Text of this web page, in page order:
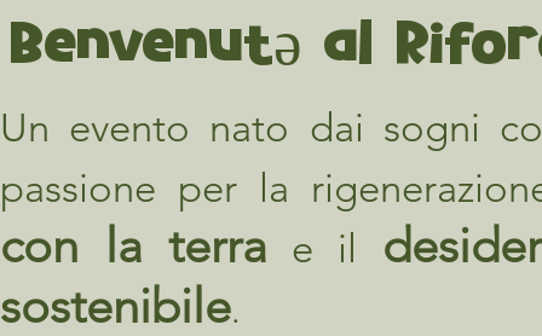
​Benvenutə al
Un evento nato dai sogni
passione per la
con la terra e il
sostenibile.